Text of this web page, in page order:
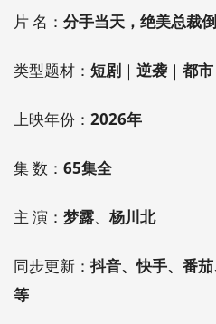
片 名： 分手当天，绝美总裁
类型题材： 短剧 ｜ 逆袭｜ 都市
上映年份： 2026年
集 数： 65集全
主 演： 梦露、 杨川北
同步更新： 抖音、快手、番
等